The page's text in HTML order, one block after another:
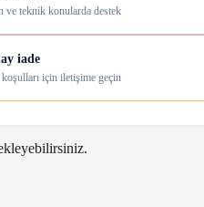
ve teknik konularda destek
iade
koşulları için iletişime geçin